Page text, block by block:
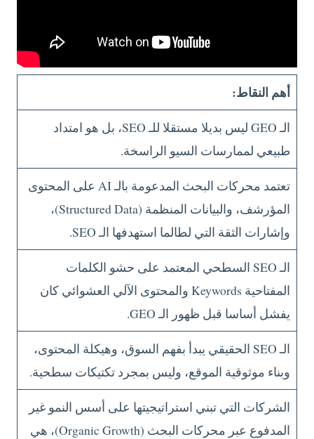
أهم النقاط:
الـ GEO ليس بديلا مستقلا للـ SEO، بل هو امتداد
طبيعي لممارسات السيو الراسخة.
تعتمد محركات البحث المدعومة بالـ AI على المحتوى
المؤرشف، والبيانات المنظمة (Structured Data)،
وإشارات الثقة التي لطالما استهدفها الـ SEO.
الـ SEO السطحي المعتمد على حشو الكلمات
المفتاحية Keywords والمحتوى الآلي العشوائي كان
يفشل أساسا قبل ظهور الـ GEO.
الـ SEO الحقيقي يبدأ بفهم السوق، وهيكلة المحتوى،
وبناء موثوقية الموقع، وليس بمجرد تكتيكات سطحية.
الشركات التي تبني استراتيجيتها على أسس النمو غير
المدفوع عبر محركات البحث (Organic Growth)، هي